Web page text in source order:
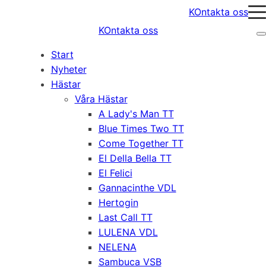
KOntakta oss
KOntakta oss
Start
Nyheter
Hästar
Våra Hästar
A Lady's Man TT
Blue Times Two TT
Come Together TT
El Della Bella TT
El Felici
Gannacinthe VDL
Hertogin
Last Call TT
LULENA VDL
NELENA
Sambuca VSB